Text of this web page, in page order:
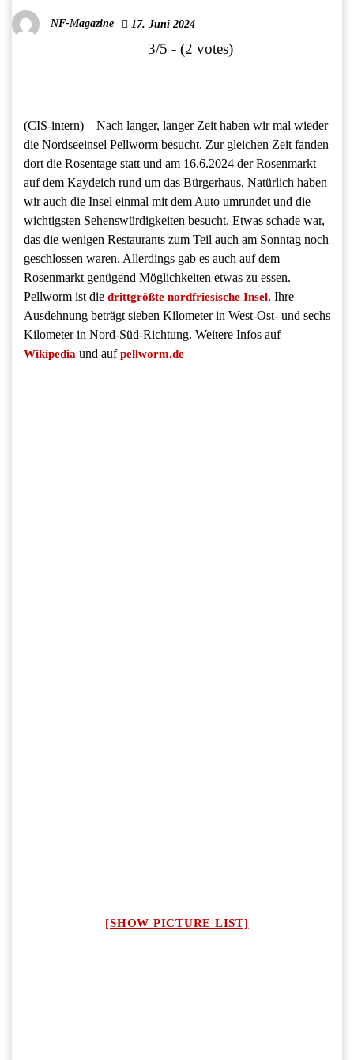
NF-Magazine 17. Juni 2024
3/5 - (2 votes)
(CIS-intern) – Nach langer, langer Zeit haben wir mal wieder
die Nordseeinsel Pellworm besucht. Zur gleichen Zeit fanden
dort die Rosentage statt und am 16.6.2024 der Rosenmarkt
auf dem Kaydeich rund um das Bürgerhaus. Natürlich haben
wir auch die Insel einmal mit dem Auto umrundet und die
wichtigsten Sehenswürdigkeiten besucht. Etwas schade war,
das die wenigen Restaurants zum Teil auch am Sonntag noch
geschlossen waren. Allerdings gab es auch auf dem
Rosenmarkt genügend Möglichkeiten etwas zu essen.
Pellworm ist die drittgrößte nordfriesische Insel. Ihre
Ausdehnung beträgt sieben Kilometer in West-Ost- und sechs
Kilometer in Nord-Süd-Richtung. Weitere Infos auf
Wikipedia und aufpellworm.de
[SHOW PICTURE LIST]